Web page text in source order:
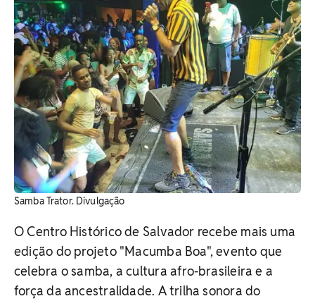
Samba Trator. Divulgação
O Centro Histórico de Salvador recebe mais uma
edição do projeto "Macumba Boa", evento que
celebra o samba, a cultura afro-brasileira e a
força da ancestralidade. A trilha sonora do